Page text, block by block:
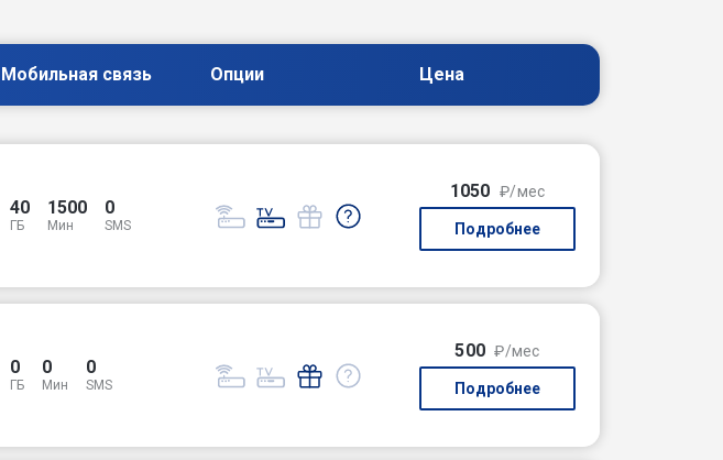
Мобильная связь Опции Цена
40
ГБ
1500
Мин
0
SMS
1050 ₽/мес
Подробнее
0
ГБ
0
Мин
0
SMS
500 ₽/мес
Подробнее